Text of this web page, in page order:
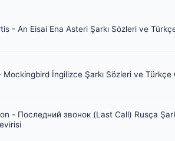
- An Eisai Ena Asteri Şarkı Sözleri ve
Mockingbird İngilizce Şarkı Sözleri ve Türkçe
- Последний звонок (Last Call) Rusça